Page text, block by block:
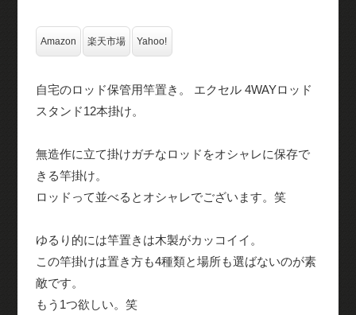
Amazon 楽天市場 Yahoo!
自宅のロッド保管用竿置き。 エクセル 4WAYロッド
スタンド12本掛け。
無造作に立て掛けガチなロッドをオシャレに保存で
きる竿掛け。
ロッドって並べるとオシャレでございます。笑
ゆるり的には竿置きは木製がカッコイイ。
この竿掛けは置き方も4種類と場所も選ばないのが素
敵です。
もう1つ欲しい。笑